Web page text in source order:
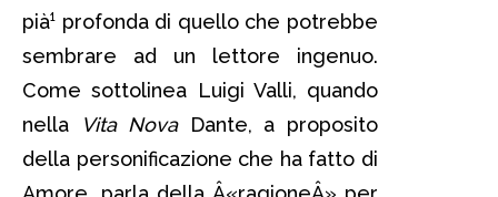
pià¹ profonda di quello che potrebbe
sembrare ad un lettore ingenuo.
Come sottolinea Luigi Valli, quando
nella
Vita NovaDante, a proposito
della personificazione che ha fatto di